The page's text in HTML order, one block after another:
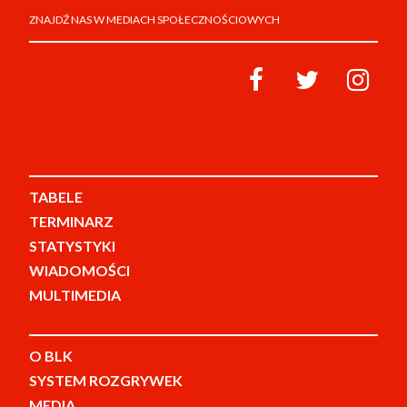
ZNAJDŹ NAS W MEDIACH SPOŁECZNOŚCIOWYCH
TABELE
TERMINARZ
STATYSTYKI
WIADOMOŚCI
MULTIMEDIA
O BLK
SYSTEM ROZGRYWEK